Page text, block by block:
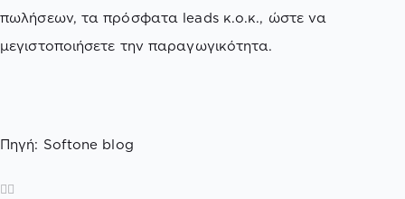
πωλήσεων, τα πρόσφατα leads κ.ο.κ., ώστε να
μεγιστοποιήσετε την παραγωγικότητα.
Πηγή: Softone blog